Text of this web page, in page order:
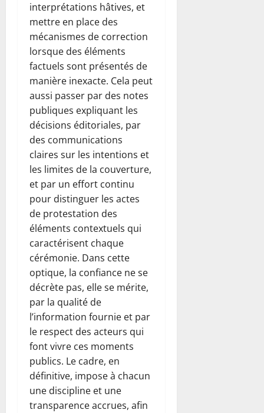
interprétations hâtives, et
mettre en place des
mécanismes de correction
lorsque des éléments
factuels sont présentés de
manière inexacte. Cela peut
aussi passer par des notes
publiques expliquant les
décisions éditoriales, par
des communications
claires sur les intentions et
les limites de la couverture,
et par un effort continu
pour distinguer les actes
de protestation des
éléments contextuels qui
caractérisent chaque
cérémonie. Dans cette
optique, la confiance ne se
décrète pas, elle se mérite,
par la qualité de
l’information fournie et par
le respect des acteurs qui
font vivre ces moments
publics. Le cadre, en
définitive, impose à chacun
une discipline et une
transparence accrues, afin